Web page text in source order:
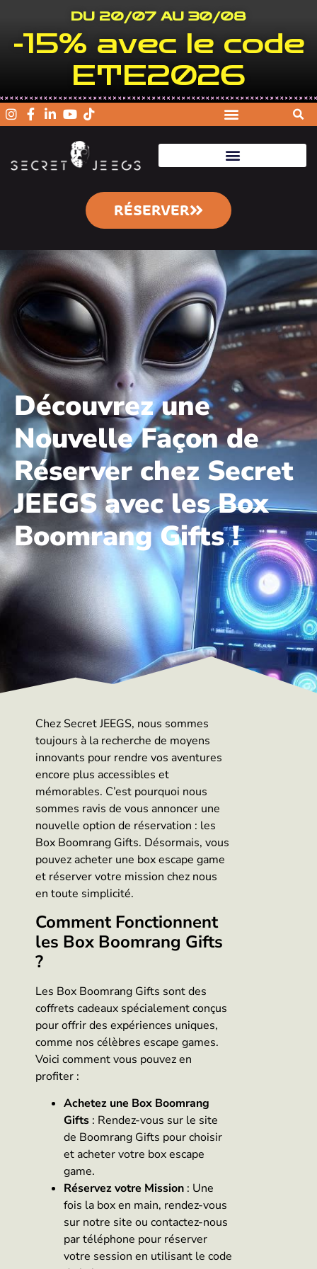
DU 20/07 AU 30/08
-15% avec le code
ETE2026
RÉSERVER
Découvrez une
Nouvelle Façon de
Réserver chez Secret
JEEGS avec les Box
Boomrang Gifts !
Chez Secret JEEGS, nous sommes
toujours à la recherche de moyens
innovants pour rendre vos aventures
encore plus accessibles et
mémorables. C’est pourquoi nous
sommes ravis de vous annoncer une
nouvelle option de réservation : les
Box Boomrang Gifts. Désormais, vous
pouvez acheter une box escape game
et réserver votre mission chez nous
en toute simplicité.
Comment Fonctionnent
les Box Boomrang Gifts
?
Les Box Boomrang Gifts sont des
coffrets cadeaux spécialement conçus
pour offrir des expériences uniques,
comme nos célèbres escape games.
Voici comment vous pouvez en
profiter :
Achetez une Box Boomrang
Gifts : Rendez-vous sur le site
de Boomrang Gifts pour choisir
et acheter votre box escape
game.
Réservez votre Mission : Une
fois la box en main, rendez-vous
sur notre site ou contactez-nous
par téléphone pour réserver
votre session en utilisant le code